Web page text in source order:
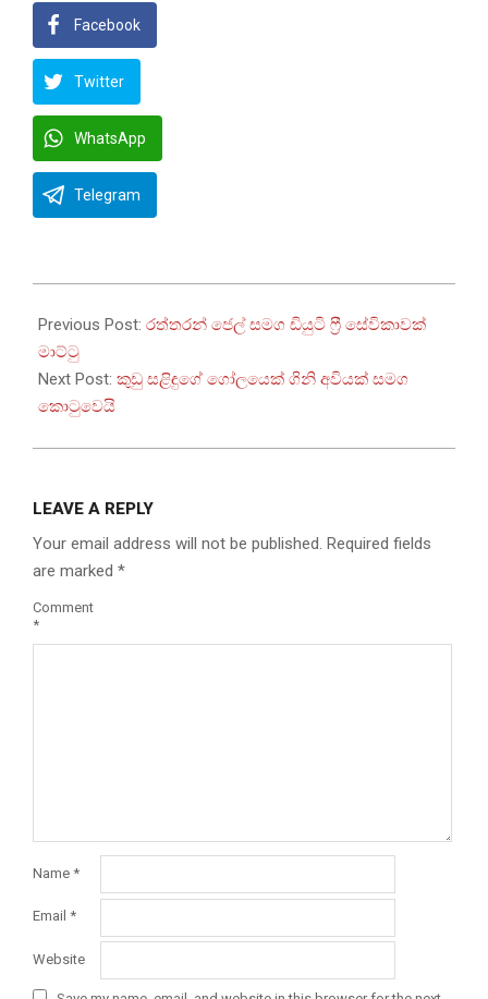
Facebook
Twitter
WhatsApp
Telegram
07-
04
Previous Post: රත්තරන් ජෙල් සමග ඩියුටි ෆ්‍රී සේවිකාවක්
මාට්ටු
Next Post: කුඩු සළිඳුගේ ගෝලයෙක් ගිනි අවියක් සමග
කොටුවෙයි
LEAVE A REPLY
Your email address will not be published. Required fields
are marked *
Comment
*
Name *
Email *
Website